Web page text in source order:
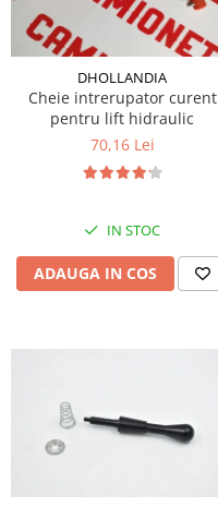
DHOLLANDIA
Cheie intrerupator curent
pentru lift hidraulic
70,16 Lei
IN STOC
ADAUGA IN COS